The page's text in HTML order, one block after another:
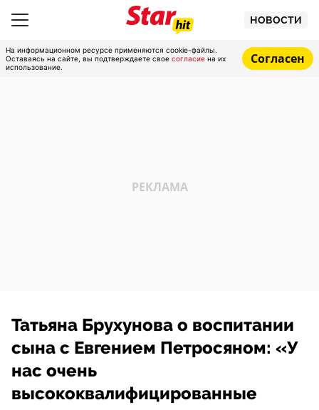
НОВОСТИ
На информационном ресурсе применяются cookie-файлы.
Оставаясь на сайте, вы подтверждаете свое согласие на их
использование.
Согласен
Татьяна Брухунова о воспитании
сына с Евгением Петросяном: «У
нас очень
высококвалифицированные